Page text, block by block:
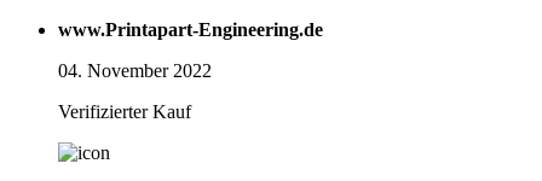
www.Printapart-Engineering.de
04. November 2022
Verifizierter Kauf